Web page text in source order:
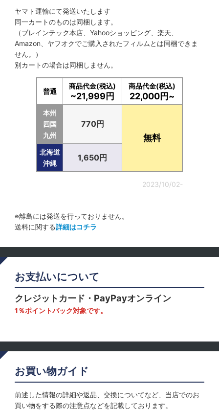
ヤマト運輸にて発送いたします
同一カートのものは同梱します。
（ブレインテック本店、Yahooショッピング、楽天、
Amazon、ヤフオクでご購入されたフィルムとは同梱できま
せん。）
別カートの場合は同梱しません。
普通
商品代金(税込)
~21,999円
商品代金(税込)
22,000円~
本州
四国
九州
770円
無料
北海道
沖縄
1,650円
2023/10/02-
※離島には発送を行っておりません。
送料に関する詳細はコチラ
お支払いについて
クレジットカード・PayPayオンライン
1％ポイントバック対象です。
お買い物ガイド
前述した情報の詳細や返品、交換についてなど、当店でのお
買い物をする際の注意点などを記載しております。